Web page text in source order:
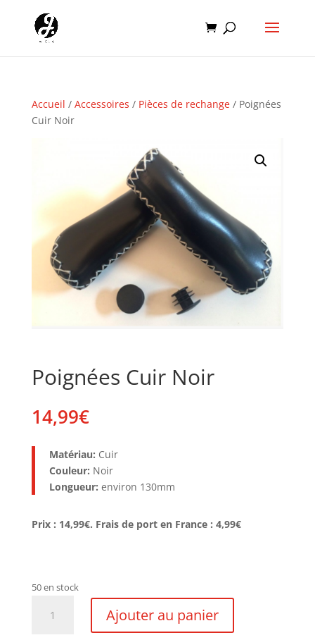
Accueil / Accessoires / Pièces de rechange/ Poignées
Cuir Noir
Poignées Cuir Noir
14,99€
Matériau: Cuir
Couleur: Noir
Longueur: environ 130mm
Prix : 14,99€. Frais de port en France : 4,99€
50 en stock
Ajouter au panier